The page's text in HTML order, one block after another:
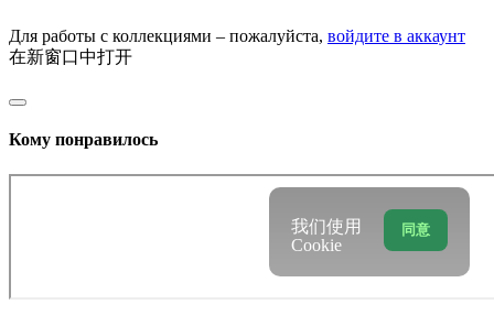
Для работы с коллекциями – пожалуйста, войдите в аккаунт
在新窗口中打开
Кому понравилось
同意
我们使用
Cookie